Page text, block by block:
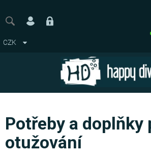
obsah
CZK
Potřeby a doplňky
otužování